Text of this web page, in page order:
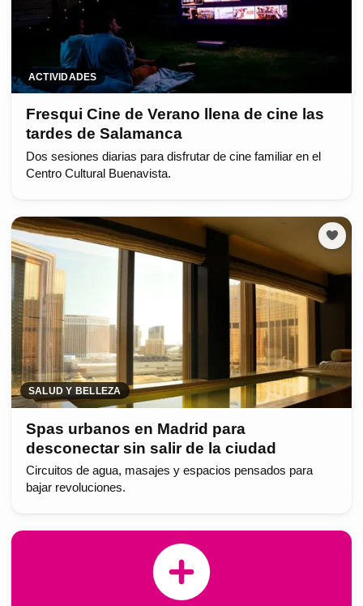
ACTIVIDADES
Fresqui Cine de Verano llena de cine las
tardes de Salamanca
Dos sesiones diarias para disfrutar de cine familiar en el
Centro Cultural Buenavista.
SALUD Y BELLEZA
Spas urbanos en Madrid para
desconectar sin salir de la ciudad
Circuitos de agua, masajes y espacios pensados para
bajar revoluciones.